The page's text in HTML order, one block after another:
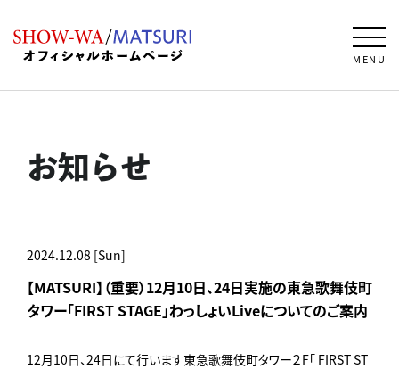
MENU
お知らせ
2024.12.08 [Sun]
【MATSURI】（重要）12月10日、24日実施の東急歌舞伎町
タワー「FIRST STAGE」わっしょいLiveについてのご案内
12月10日、24日にて行います東急歌舞伎町タワー２F「 FIRST ST